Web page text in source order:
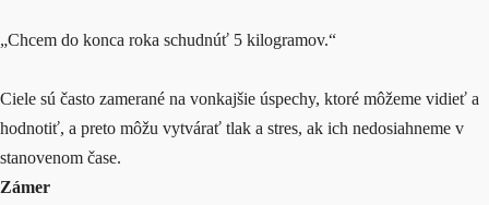
„Chcem do konca roka schudnúť 5 kilogramov.“
Ciele sú často zamerané na vonkajšie úspechy, ktoré môžeme vidieť a
hodnotiť, a preto môžu vytvárať tlak a stres, ak ich nedosiahneme v
stanovenom čase.
Zámer